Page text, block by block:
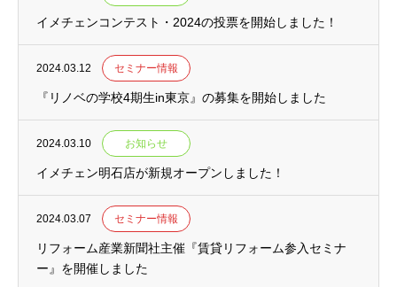
イメチェンコンテスト・2024の投票を開始しました！
2024.03.12 セミナー情報
『リノベの学校4期生in東京』の募集を開始しました
2024.03.10 お知らせ
イメチェン明石店が新規オープンしました！
2024.03.07 セミナー情報
リフォーム産業新聞社主催『賃貸リフォーム参入セミナ
ー』を開催しました